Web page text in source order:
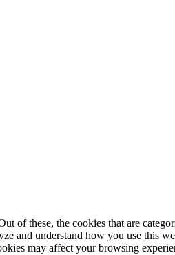
these, the cookies that are
and understand how you use this
may affect your browsing